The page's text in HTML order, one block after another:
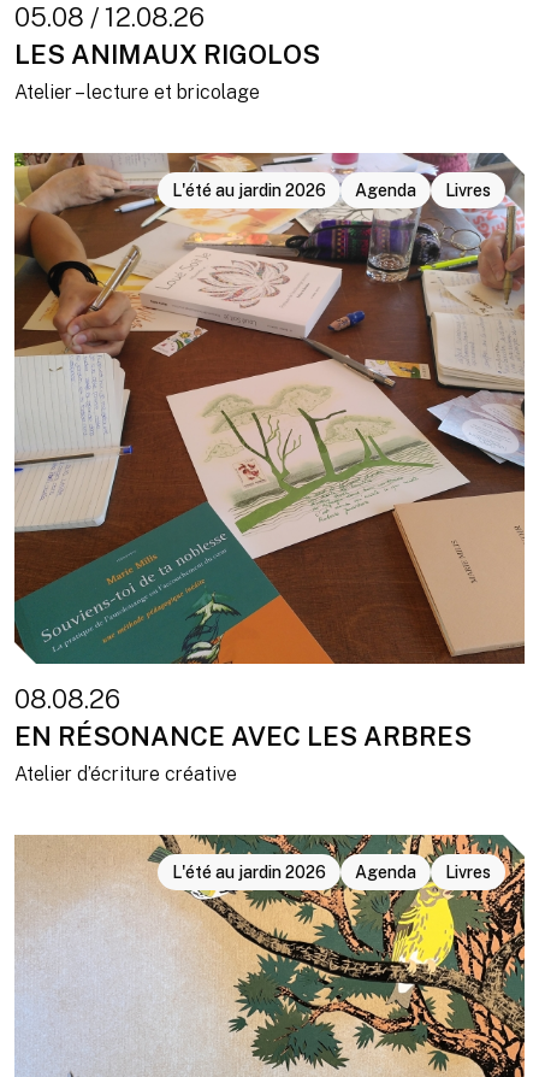
05.08 / 12.08.26
LES ANIMAUX RIGOLOS
Atelier – lecture et bricolage
L'été au jardin 2026 Agenda Livres
08.08.26
EN RÉSONANCE AVEC LES ARBRES
Atelier d’écriture créative
L'été au jardin 2026 Agenda Livres